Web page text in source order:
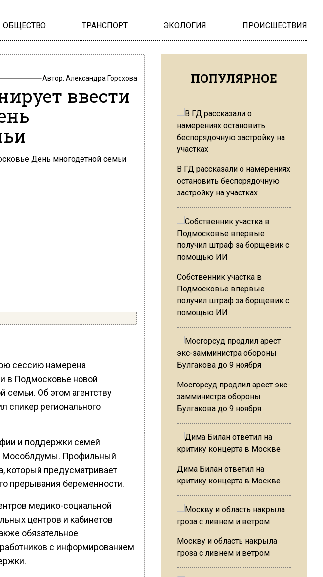
ОБЩЕСТВО ТРАНСПОРТ ЭКОЛОГИЯ ПРОИСШЕСТВИЯ
Автор: Александра Горохова
ввести
сессию намерена
в Подмосковье новой
Об этом агентству
спикер регионального
и поддержки семей
Мособлдумы. Профильный
который предусматривает
прерывания беременности.
медико-социальной
центров и кабинетов
обязательное
с информированием
ПОПУЛЯРНОЕ
В ГД рассказали о намерениях
остановить беспорядочную
застройку на участках
Собственник участка в
Подмосковье впервые
получил штраф за борщевик с
помощью ИИ
Мосгорсуд продлил арест экс-
замминистра обороны
Булгакова до 9 ноября
Дима Билан ответил на
критику концерта в Москве
Москву и область накрыла
гроза с ливнем и ветром